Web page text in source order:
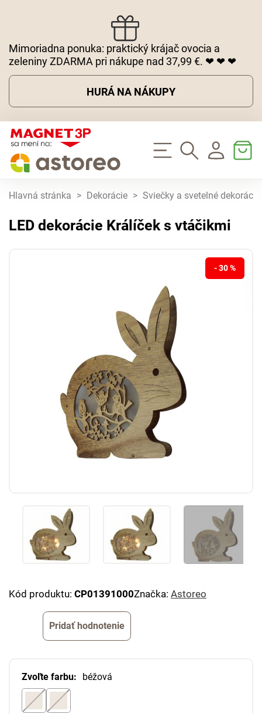
Mimoriadna ponuka: praktický krájač ovocia a
zeleniny ZDARMA pri nákupe nad 37,99 €. ❤ ❤ ❤
HURÁ NA NÁKUPY
Hlavná stránka > Dekorácie > Sviečky a svetelné dekorácie
LED dekorácie Králíček s vtáčikmi
- 30 %
Kód produktu: CP01391000Značka: Astoreo
Pridať hodnotenie
Zvoľte farbu: béžová